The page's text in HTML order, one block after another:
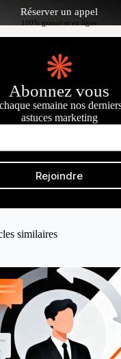
Réserver un appel
100% gratuit et en ligne
Abonnez vous
semaine nos
astuces marketing
Rejoindre
similaires